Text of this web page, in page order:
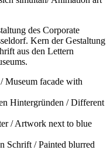
des Corporate
Kern der Gestaltung
aus den Lettern